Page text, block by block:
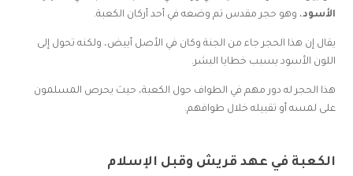
الأسود، وهو حجر مقدس تم وضعه في أحد أركان الكعبة.
يقال إن هذا الحجر جاء من الجنة وكان في الأصل أبيض، ولكنه تحول إلى
اللون الأسود بسبب خطايا البشر.
هذا الحجر له دور مهم في الطواف حول الكعبة، حيث يحرص المسلمون
على لمسه أو تقبيله خلال طوافهم.
الكعبة في عهد قريش وقبل الإسلام